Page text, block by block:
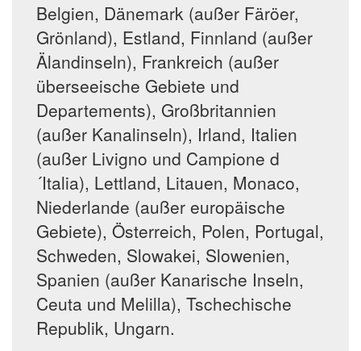
Belgien, Dänemark (außer Färöer,
Grönland), Estland, Finnland (außer
Älandinseln), Frankreich (außer
überseeische Gebiete und
Departements), Großbritannien
(außer Kanalinseln), Irland, Italien
(außer Livigno und Campione d
´Italia), Lettland, Litauen, Monaco,
Niederlande (außer europäische
Gebiete), Österreich, Polen, Portugal,
Schweden, Slowakei, Slowenien,
Spanien (außer Kanarische Inseln,
Ceuta und Melilla), Tschechische
Republik, Ungarn.